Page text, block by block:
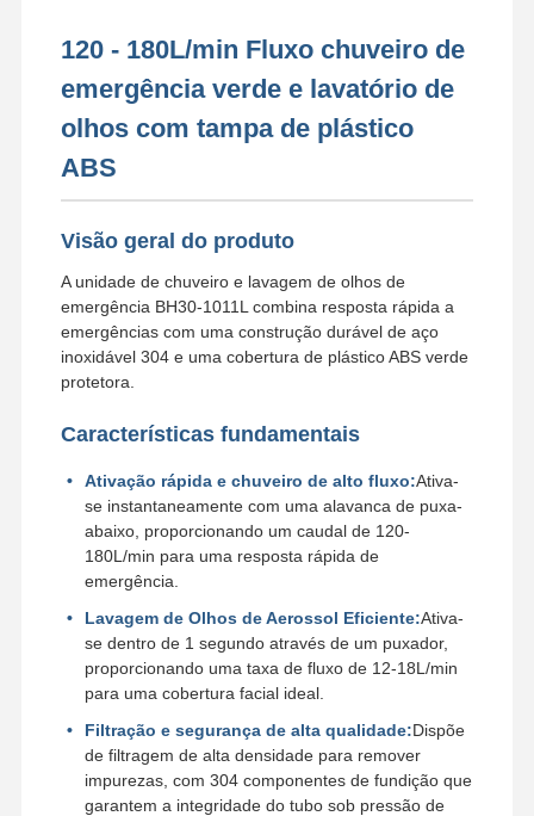
120 - 180L/min Fluxo chuveiro de
emergência verde e lavatório de
olhos com tampa de plástico
ABS
Visão geral do produto
A unidade de chuveiro e lavagem de olhos de
emergência BH30-1011L combina resposta rápida a
emergências com uma construção durável de aço
inoxidável 304 e uma cobertura de plástico ABS verde
protetora.
Características fundamentais
Ativação rápida e chuveiro de alto fluxo:Ativa-
se instantaneamente com uma alavanca de puxa-
abaixo, proporcionando um caudal de 120-
180L/min para uma resposta rápida de
emergência.
Lavagem de Olhos de Aerossol Eficiente:Ativa-
se dentro de 1 segundo através de um puxador,
proporcionando uma taxa de fluxo de 12-18L/min
para uma cobertura facial ideal.
Filtração e segurança de alta qualidade:Dispõe
de filtragem de alta densidade para remover
impurezas, com 304 componentes de fundição que
garantem a integridade do tubo sob pressão de